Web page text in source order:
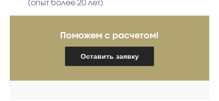
(опыт более 20 лет)
Поможем с расчетом!
Оставить заявку